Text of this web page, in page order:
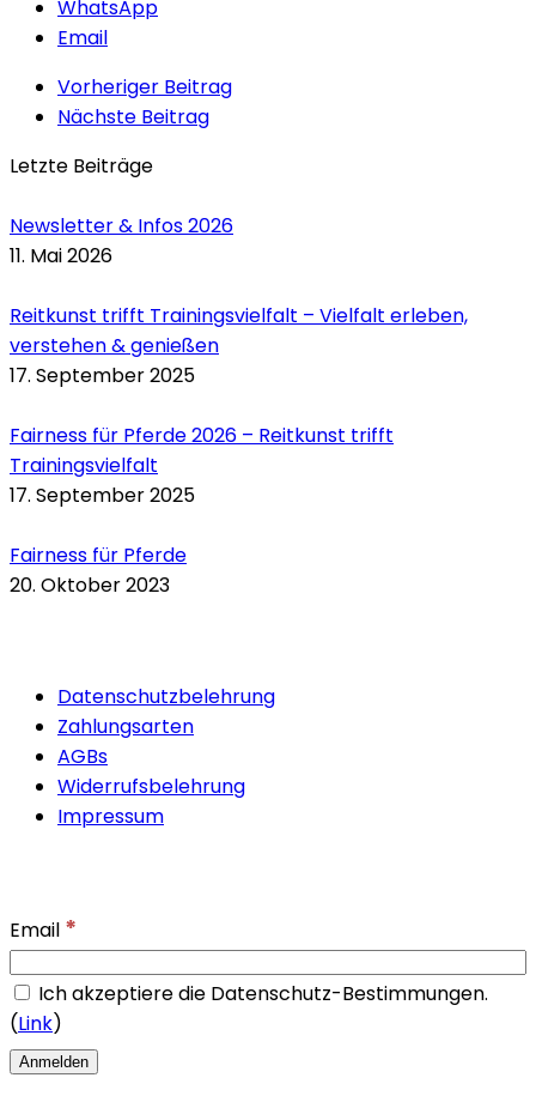
WhatsApp
Email
Vorheriger Beitrag
Nächste Beitrag
Letzte Beiträge
Newsletter & Infos 2026
11. Mai 2026
Reitkunst trifft Trainingsvielfalt – Vielfalt erleben,
verstehen & genießen
17. September 2025
Fairness für Pferde 2026 – Reitkunst trifft
Trainingsvielfalt
17. September 2025
Fairness für Pferde
20. Oktober 2023
Datenschutzbelehrung
Zahlungsarten
AGBs
Widerrufsbelehrung
Impressum
Email *
Ich akzeptiere die Datenschutz-Bestimmungen.
(Link)